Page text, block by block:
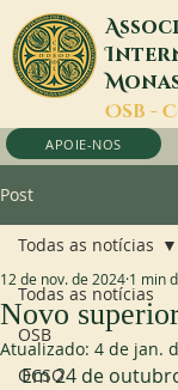
A
I
M
OSB - C
APOIE-NOS
Post
Todas as notícias
OSB
OCSO
Todas as notícias
Novo
12 de nov. de 2024 1 min
Atualizado: 4 de jan.
Em 24 de